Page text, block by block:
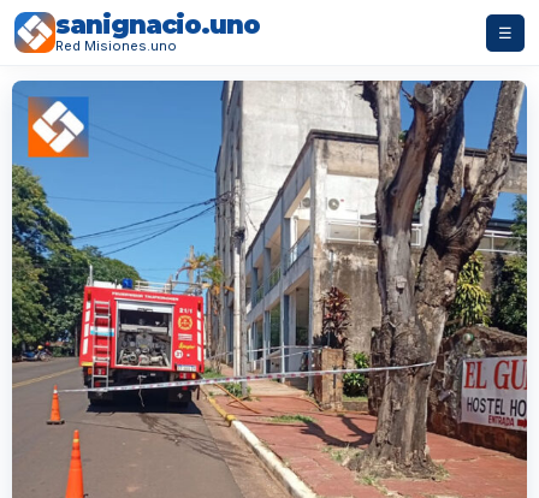
sanignacio.uno
Red Misiones.uno
☰